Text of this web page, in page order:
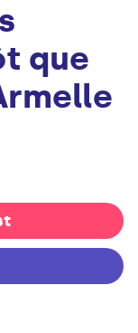
que